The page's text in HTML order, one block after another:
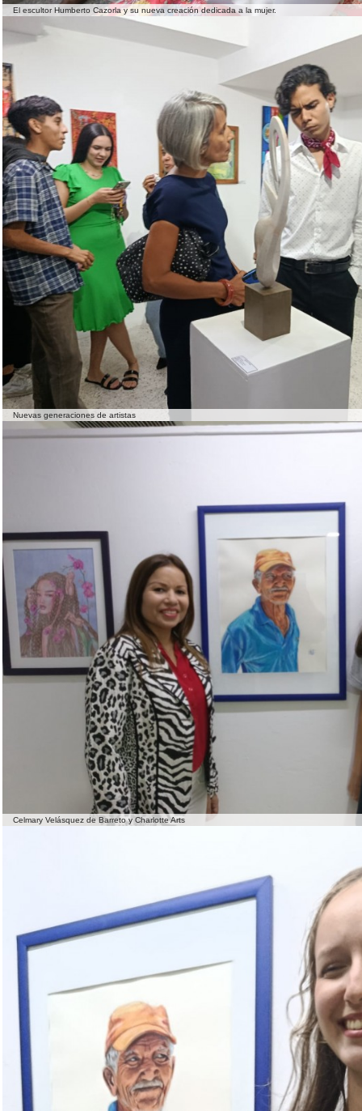
El escultor Humberto Cazorla y su nueva creación dedicada a la mujer.
Nuevas generaciones de artistas
Celmary Velásquez de Barreto y Charlotte Arts